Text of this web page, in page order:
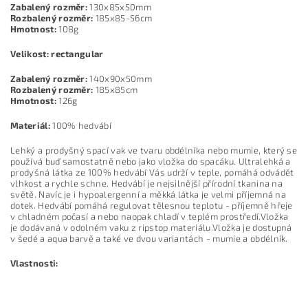
Zabalený rozměr:130x85x50mm
Rozbalený rozměr: 185x85-56cm
Hmotnost:108g
Velikost: rectangular
Zabalený rozměr:140x90x50mm
Rozbalený rozměr: 185x85cm
Hmotnost:126g
Materiál:100% hedvábí
Lehký a prodyšný spací vak ve tvaru obdélníka nebo mumie, který se
používá buď samostatně nebo jako vložka do spacáku. Ultralehká a
prodyšná látka ze 100% hedvábí Vás udrží v teple, pomáhá odvádět
vlhkost a rychle schne. Hedvábí je nejsilnější přírodní tkanina na
světě. Navíc je i hypoalergenní a měkká látka je velmi příjemná na
dotek. Hedvábí pomáhá regulovat tělesnou teplotu - příjemně hřeje
v chladném počasí a nebo naopak chladí v teplém prostředí.Vložka
je dodávaná v odolném vaku z ripstop materiálu.Vložka je dostupná
v šedé a aqua barvě a také ve dvou variantách - mumie a obdélník.
Vlastnosti: